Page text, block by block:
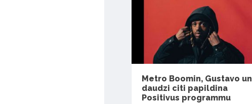
Metro Boomin, Gustavo un
daudzi citi papildina
Positivus programmu